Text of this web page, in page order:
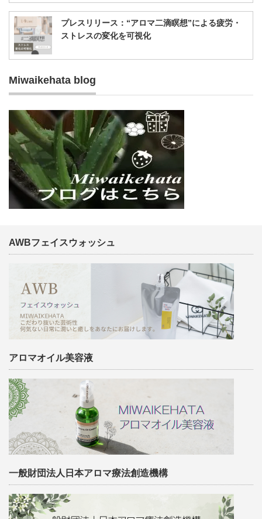
プレスリリース：“アロマ二滴瞑想”による疲労・
ストレスの変化を可視化
Miwaikehata blog
AWBフェイスウォッシュ
アロマオイル美容液
一般財団法人日本アロマ療法創造機構